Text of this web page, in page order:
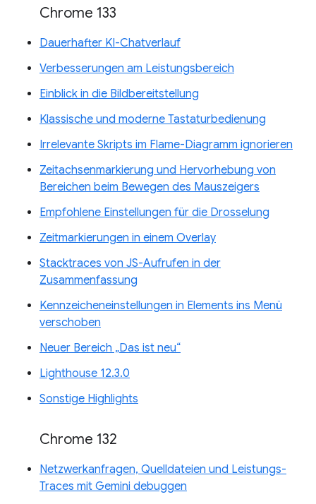
Chrome 133
Dauerhafter KI-Chatverlauf
Verbesserungen am Leistungsbereich
Einblick in die Bildbereitstellung
Klassische und moderne Tastaturbedienung
Irrelevante Skripts im Flame-Diagramm ignorieren
Zeitachsenmarkierung und Hervorhebung von
Bereichen beim Bewegen des Mauszeigers
Empfohlene Einstellungen für die Drosselung
Zeitmarkierungen in einem Overlay
Stacktraces von JS-Aufrufen in der
Zusammenfassung
Kennzeicheneinstellungen in Elements ins Menü
verschoben
Neuer Bereich „Das ist neu“
Lighthouse 12.3.0
Sonstige Highlights
Chrome 132
Netzwerkanfragen, Quelldateien und Leistungs-
Traces mit Gemini debuggen